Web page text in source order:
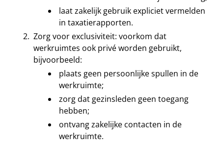
laat zakelijk gebruik expliciet vermelden
in taxatierapporten.
Zorg voor exclusiviteit: voorkom dat
werkruimtes ook privé worden gebruikt,
bijvoorbeeld:
plaats geen persoonlijke spullen in de
werkruimte;
zorg dat gezinsleden geen toegang
hebben;
ontvang zakelijke contacten in de
werkruimte.